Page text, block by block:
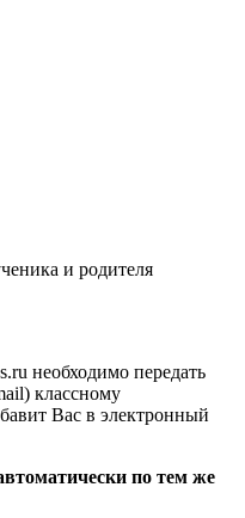
и родителя
необходимо передать
классному
Вас в электронный
по тем же